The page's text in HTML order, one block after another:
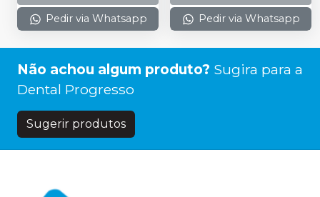
Pedir via Whatsapp Pedir via Whatsapp
Não achou algum produto? Sugira para a
Dental Progresso
Sugerir produtos